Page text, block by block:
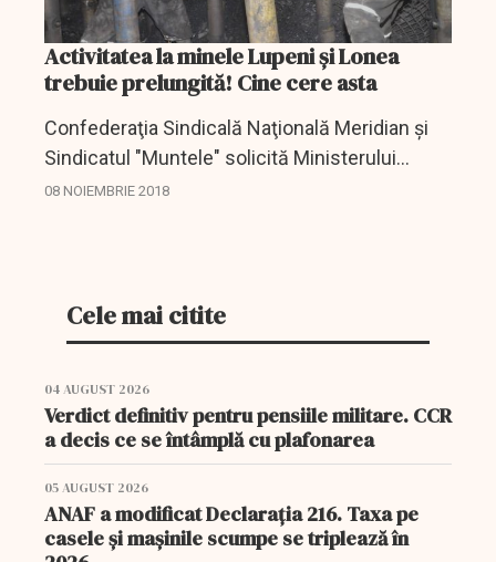
Activitatea la minele Lupeni şi Lonea
trebuie prelungită! Cine cere asta
Confederaţia Sindicală Naţională Meridian şi
Sindicatul "Muntele" solicită Ministerului
Energiei să facă demersurile necesare la nivel
08 NOIEMBRIE 2018
Cele mai citite
04 AUGUST 2026
Verdict definitiv pentru pensiile militare. CCR
a decis ce se întâmplă cu plafonarea
05 AUGUST 2026
ANAF a modificat Declarația 216. Taxa pe
casele și mașinile scumpe se triplează în